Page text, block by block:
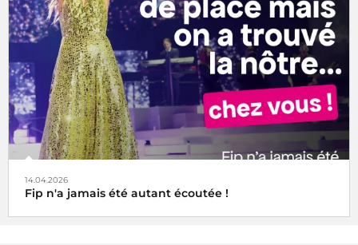
14.04.2026
Fip n'a jamais été autant écoutée !